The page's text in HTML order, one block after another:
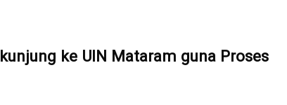
ke UIN Mataram guna Proses